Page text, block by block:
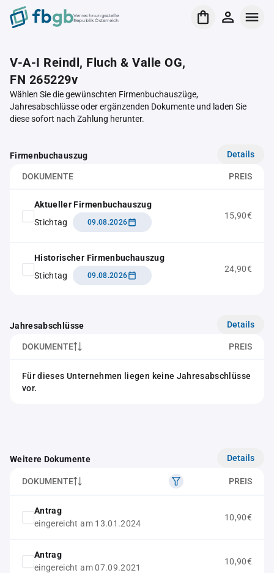
Verrechnungsstelle
Republik Österreich
V-A-I Reindl, Fluch & Valle OG,
FN 265229v
Wählen Sie die gewünschten Firmenbuchauszüge,
Jahresabschlüsse oder ergänzenden Dokumente und laden Sie
diese sofort nach Zahlung herunter.
Firmenbuchauszug Details
DOKUMENTE PREIS
Aktueller Firmenbuchauszug
Stichtag
09.08.2026
15,90€
Historischer Firmenbuchauszug
Stichtag
09.08.2026
24,90€
Jahresabschlüsse Details
DOKUMENTE PREIS
Für dieses Unternehmen liegen keine Jahresabschlüsse
vor.
Weitere Dokumente Details
DOKUMENTE PREIS
Antrag
eingereicht am 13.01.2024
10,90€
Antrag
eingereicht am 07.09.2021
10,90€